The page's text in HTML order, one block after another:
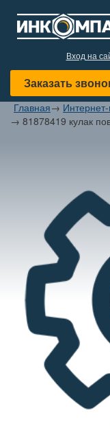
Вход на
Заказать
Главная→
→ 81878419 кулак